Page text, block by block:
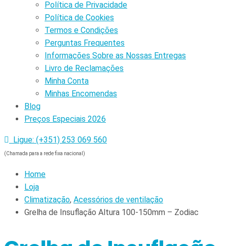
Política de Privacidade
Política de Cookies
Termos e Condições
Perguntas Frequentes
Informações Sobre as Nossas Entregas
Livro de Reclamações
Minha Conta
Minhas Encomendas
Blog
Preços Especiais 2026
Ligue: (+351) 253 069 560
(Chamada para a rede fixa nacional)
Home
Loja
Climatização, Acessórios de ventilação
Grelha de Insuflação Altura 100-150mm – Zodiac